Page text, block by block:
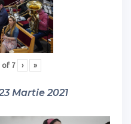
of 7 › »
Martie 2021